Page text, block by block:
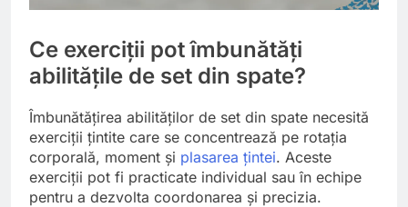
Ce exerciții pot îmbunătăți
abilitățile de set din spate?
Îmbunătățirea abilităților de set din spate necesită
exerciții țintite care se concentrează pe rotația
corporală, moment și plasarea țintei. Aceste
exerciții pot fi practicate individual sau în echipe
pentru a dezvolta coordonarea și precizia.